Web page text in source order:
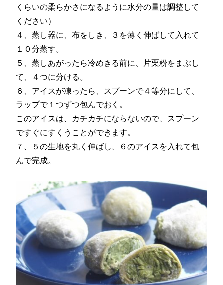
くらいの柔らかさになるように水分の量は調整して
ください）
４、蒸し器に、布をしき、３を薄く伸ばして入れて
１０分蒸す。
５、蒸しあがったら冷めきる前に、片栗粉をまぶし
て、４つに分ける。
６、アイスが凍ったら、スプーンで４等分にして、
ラップで１つずつ包んでおく。
このアイスは、カチカチにならないので、スプーン
ですぐにすくうことができます。
７、５の生地を丸く伸ばし、６のアイスを入れて包
んで完成。